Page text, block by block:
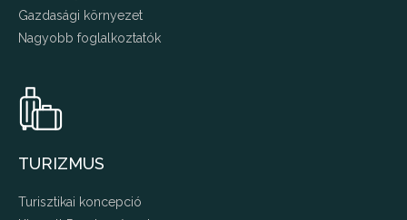
Gazdasági környezet
Nagyobb foglalkoztatók
TURIZMUS
Turisztikai koncepció